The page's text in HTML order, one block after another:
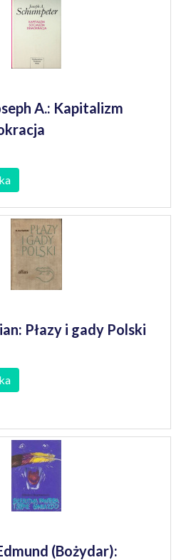
A.: Kapitalizm
Płazy i gady Polski
(Bożydar):